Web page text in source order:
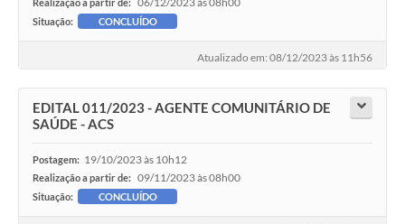
Realização a partir de:
Situação: CONCLUÍDO
Atualizado em: 08/12/2023 às 11h56
EDITAL 011/2023 - AGENTE COMUNITÁRIO DE
SAÚDE - ACS
Postagem: 19/10/2023 às 10h12
Realização a partir de: 09/11/2023 às 08h00
Situação: CONCLUÍDO